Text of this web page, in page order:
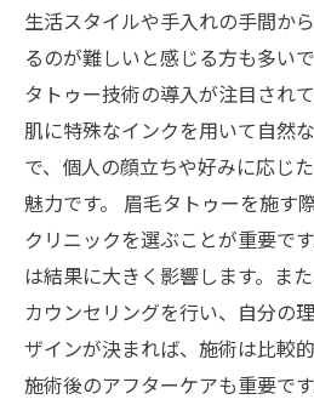
生活スタイルや手入れの手間か
るのが難しいと感じる方も多い
タトゥー技術の導入が注目され
肌に特殊なインクを用いて自然
で、個人の顔立ちや好みに応じ
魅力です。 眉毛タトゥーを施す
クリニックを選ぶことが重要で
は結果に大きく影響します。ま
カウンセリングを行い、自分の
ザインが決まれば、施術は比較
施術後のアフターケアも重要で